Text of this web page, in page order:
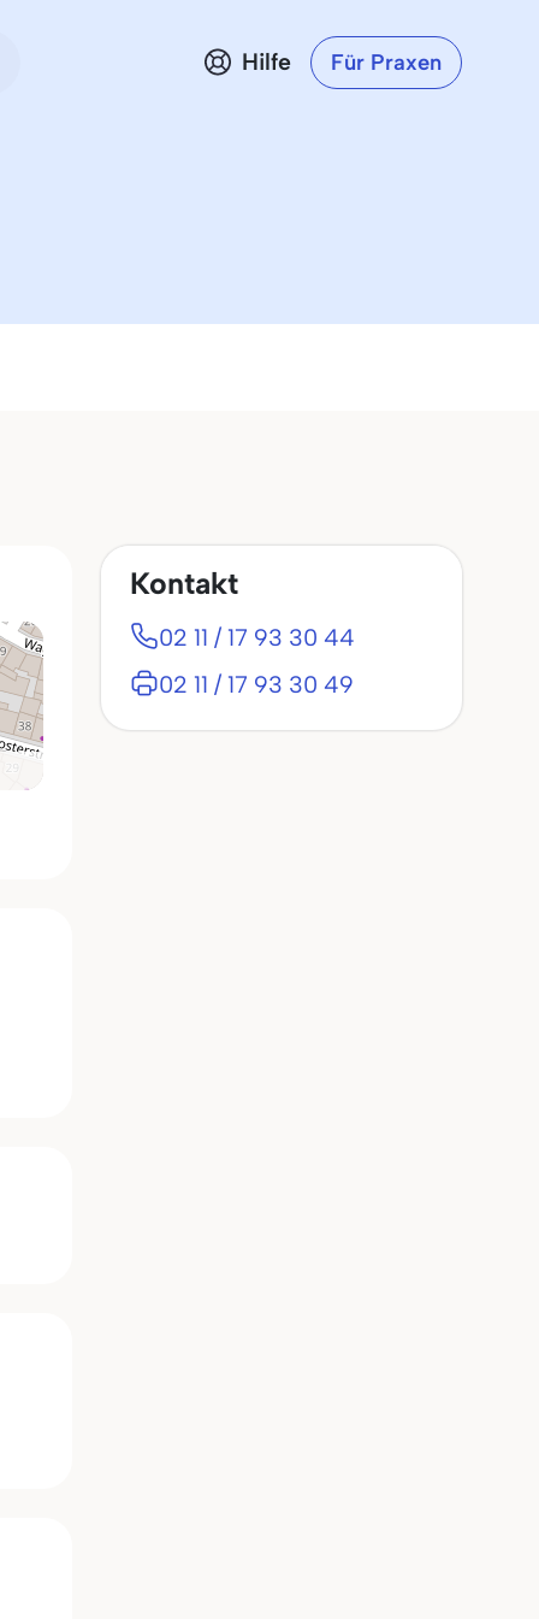
Hilfe Für Praxen
Kontakt
02 11 / 17 93 30 44
02 11 / 17 93 30 49